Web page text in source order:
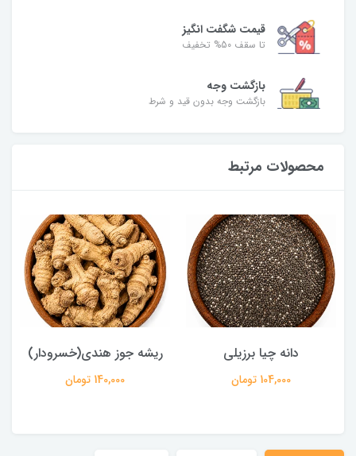
قیمت شگفت انگیز
تا سقف 50% تخفیف
بازگشت وجه
بازگشت وجه بدون قید و شرط
محصولات مرتبط
دانه چیا برزیلی
104,000 تومان
ریشه جوز هندی(خسرودار)
140,000 تومان